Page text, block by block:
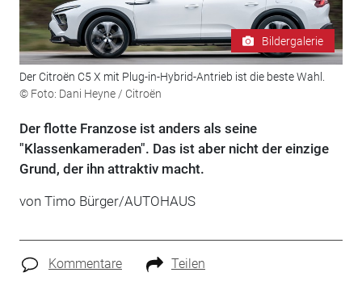
Bildergalerie
Der Citroën C5 X mit Plug-in-Hybrid-Antrieb ist die beste Wahl.
© Foto: Dani Heyne / Citroën
Der flotte Franzose ist anders als seine
"Klassenkameraden". Das ist aber nicht der einzige
Grund, der ihn attraktiv macht.
von Timo Bürger/AUTOHAUS
Kommentare Teilen